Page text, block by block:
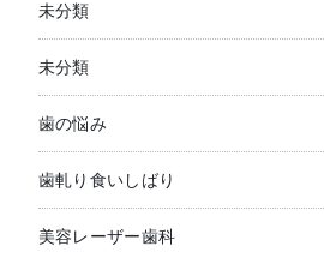
未分類
未分類
歯の悩み
歯軋り食いしばり
美容レーザー歯科